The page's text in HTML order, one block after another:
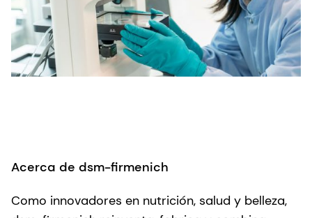
Acerca de dsm-firmenich
Como innovadores en nutrición, salud y belleza,